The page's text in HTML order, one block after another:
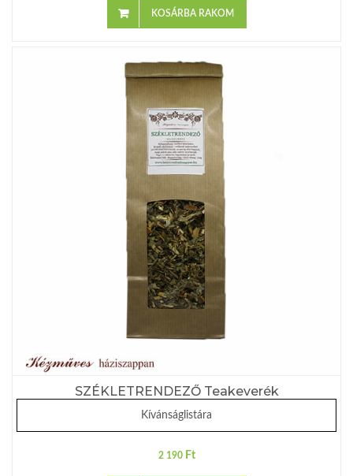
KOSÁRBA RAKOM
SZÉKLETRENDEZŐ Teakeverék
Kívánságlistára
2 190 Ft